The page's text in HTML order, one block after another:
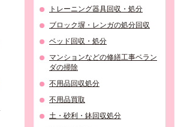
トレーニング器具回収・処分
ブロック塀・レンガの処分回収
ベッド回収・処分
マンションなどの修繕工事ベラン
ダの掃除
不用品回収処分
不用品買取
土・砂利・鉢回収処分